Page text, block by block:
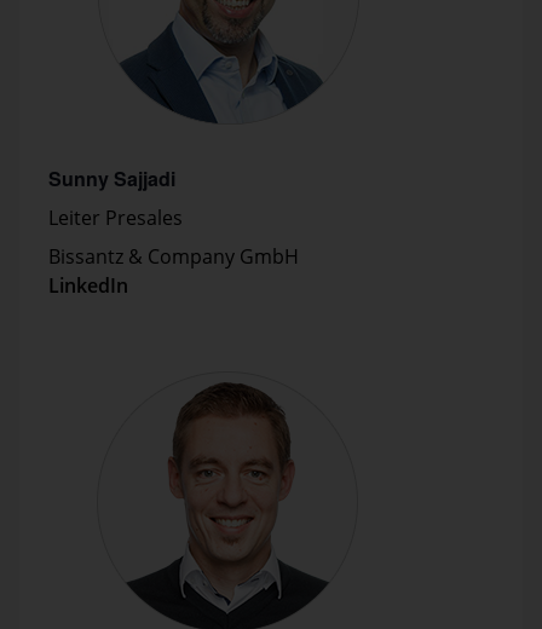
Sunny Sajjadi
Leiter Presales
Bissantz & Company GmbH
LinkedIn